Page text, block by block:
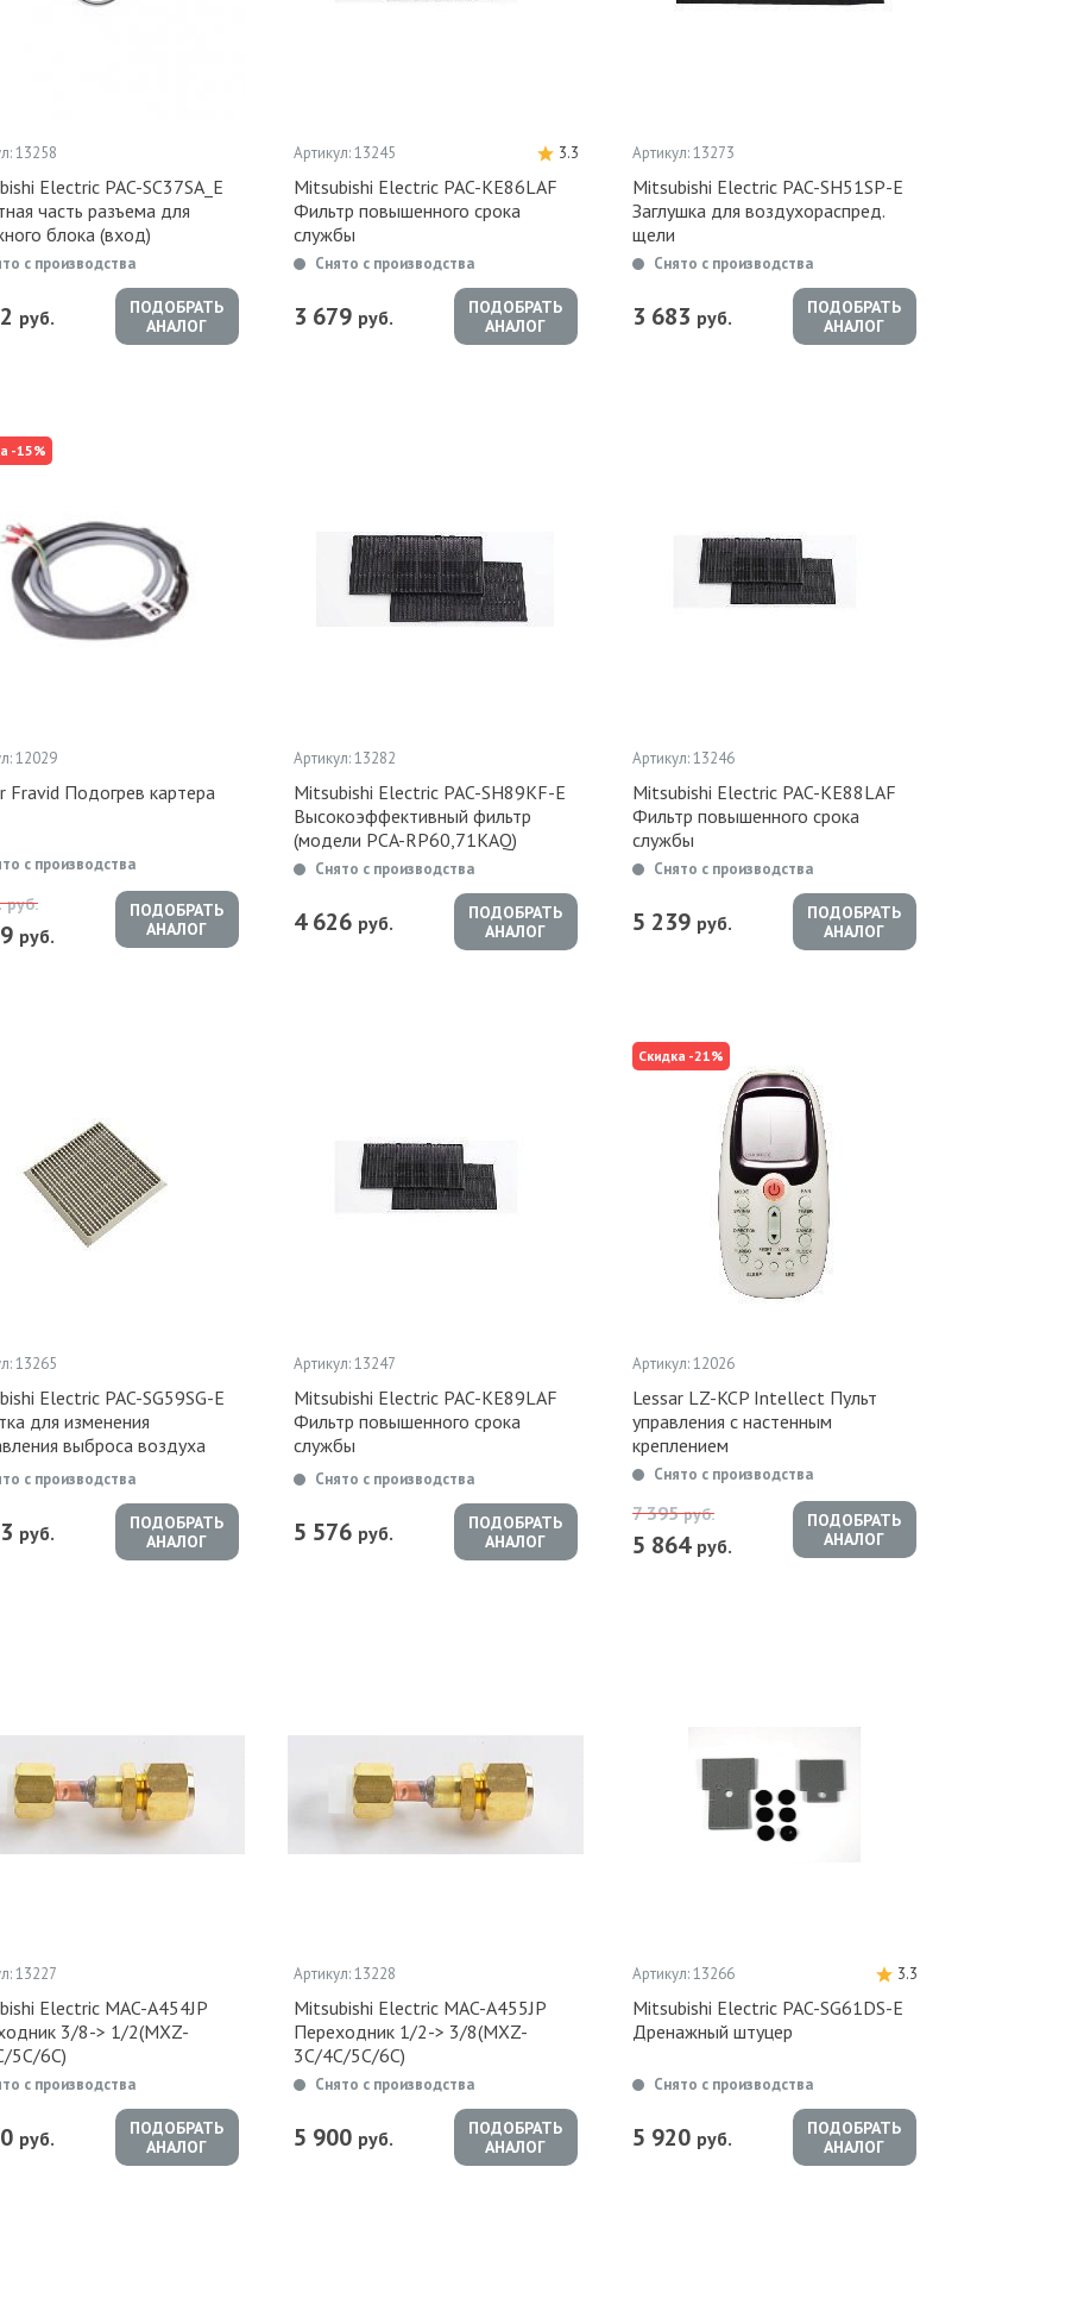
13258
Electric PAC-SC37SA_E
часть разъема для
блока (вход)
с производства
руб.
ПОДОБРАТЬ
АНАЛОГ
Артикул: 13245 3.3
Mitsubishi Electric PAC-KE86LAF
Фильтр повышенного срока
службы
Снято с производства
3 679 руб.
ПОДОБРАТЬ
АНАЛОГ
Артикул: 13273
Mitsubishi Electric PAC-SH51SP-E
Заглушка для воздухораспред.
щели
Снято с производства
3 683 руб.
ПОДОБРАТЬ
АНАЛОГ
-15%
12029
Fravid Подогрев картера
с производства
руб.
руб.
ПОДОБРАТЬ
АНАЛОГ
Артикул: 13282
Mitsubishi Electric PAC-SH89KF-E
Высокоэффективный фильтр
(модели PCA-RP60,71KAQ)
Снято с производства
4 626 руб.
ПОДОБРАТЬ
АНАЛОГ
Артикул: 13246
Mitsubishi Electric PAC-KE88LAF
Фильтр повышенного срока
службы
Снято с производства
5 239 руб.
ПОДОБРАТЬ
АНАЛОГ
13265
Electric PAC-SG59SG-E
для изменения
выброса воздуха
с производства
руб.
ПОДОБРАТЬ
АНАЛОГ
Артикул: 13247
Mitsubishi Electric PAC-KE89LAF
Фильтр повышенного срока
службы
Снято с производства
5 576 руб.
ПОДОБРАТЬ
АНАЛОГ
Скидка -21%
Артикул: 12026
Lessar LZ-KCP Intellect Пульт
управления с настенным
креплением
Снято с производства
7 395руб.
5 864 руб.
ПОДОБРАТЬ
АНАЛОГ
13227
Electric MAC-A454JP
3/8-> 1/2(MXZ-
5C/6C)
с производства
руб.
ПОДОБРАТЬ
АНАЛОГ
Артикул: 13228
Mitsubishi Electric MAC-A455JP
Переходник 1/2-> 3/8(MXZ-
3C/4C/5C/6C)
Снято с производства
5 900 руб.
ПОДОБРАТЬ
АНАЛОГ
Артикул: 13266 3.3
Mitsubishi Electric PAC-SG61DS-E
Дренажный штуцер
Снято с производства
5 920 руб.
ПОДОБРАТЬ
АНАЛОГ